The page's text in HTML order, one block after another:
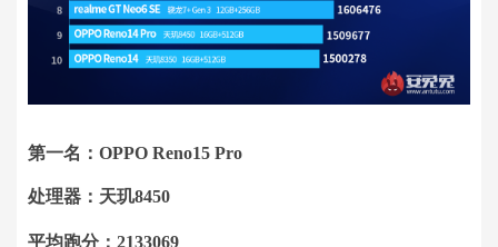
第一名：OPPO Reno15 Pro
处理器：天玑8450
平均跑分：2133069